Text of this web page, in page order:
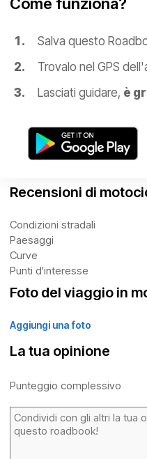
Salva questo
Trovalo nel GPS
Lasciati guidare, è
Recensioni di
Condizioni stradali
Paesaggi
Curve
Punti d'interesse
Foto del viaggio in
Aggiungi una foto
La tua opinione
Punteggio complessivo